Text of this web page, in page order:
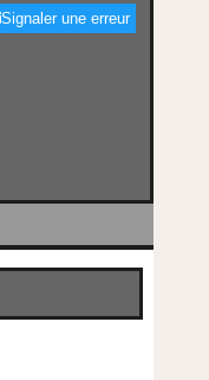
Signaler une erreur